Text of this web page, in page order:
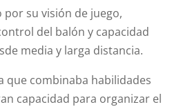
su visión de juego,
del balón y capacidad
media y larga distancia.
que combinaba habilidades
capacidad para organizar el